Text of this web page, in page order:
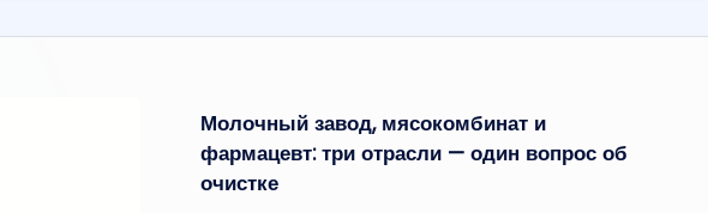
Молочный завод, мясокомбинат и
фармацевт: три отрасли — один вопрос об
очистке